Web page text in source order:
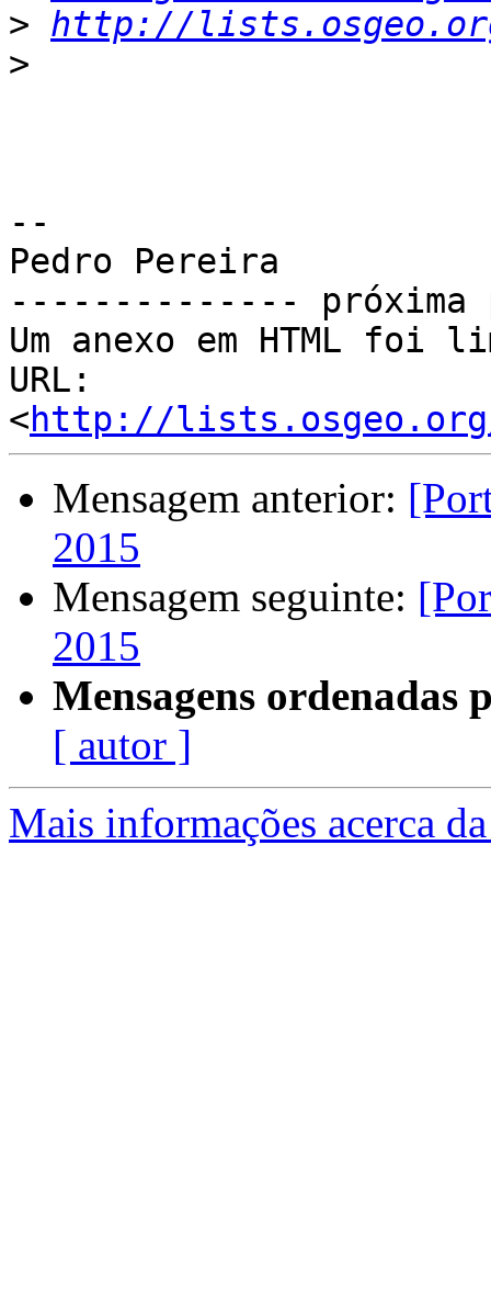
> http://
>
--
Pedro Pereira
--------------
Um anexo em HTML foi
URL:
<http://lists.osgeo.org/
Mensagem anterior:
2015
Mensagem seguinte:
2015
Mensagens ordenadas
[ autor ]
Mais informações acerca